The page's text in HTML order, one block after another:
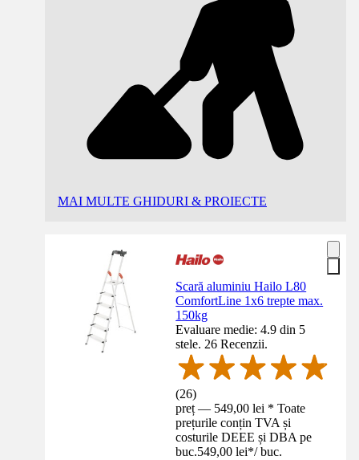
MAI MULTE GHIDURI & PROIECTE
Scară aluminiu Hailo L80
ComfortLine 1x6 trepte max.
150kg
Evaluare medie: 4.9 din 5
stele. 26 Recenzii.
(26)
preț — 549,00 lei * Toate
prețurile conțin TVA și
costurile DEEE și DBA pe
buc.549,00 lei*/ buc.